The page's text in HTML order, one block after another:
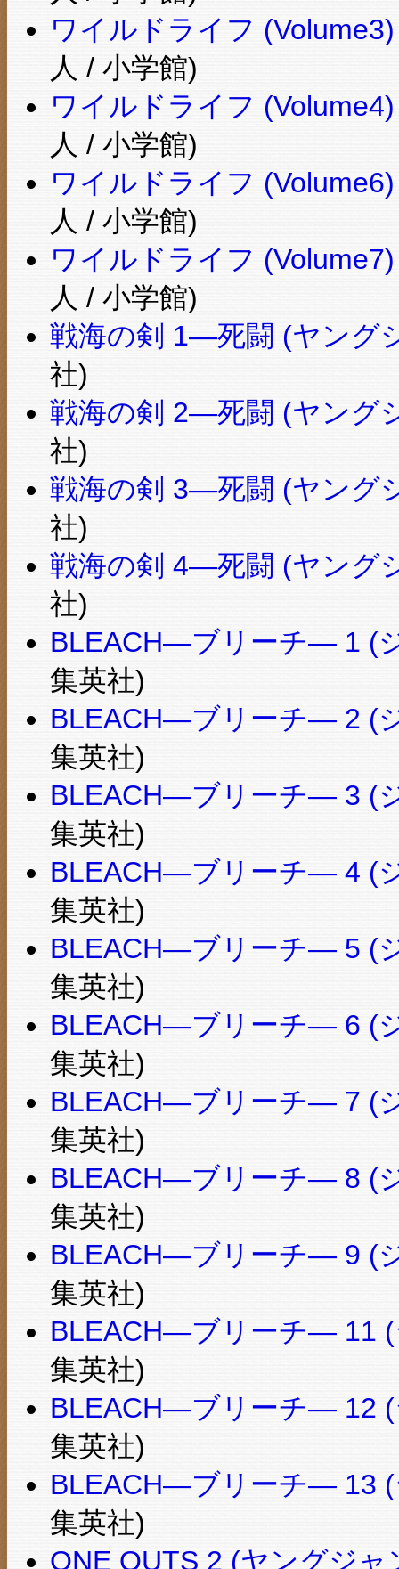
ワイルドライフ
人 / 小学館)
ワイルドライフ
人 / 小学館)
ワイルドライフ
人 / 小学館)
ワイルドライフ
人 / 小学館)
戦海の剣 1―死闘 (ヤング
社)
戦海の剣 2―死闘 (ヤング
社)
戦海の剣 3―死闘 (ヤング
社)
戦海の剣 4―死闘 (ヤング
社)
BLEACH―ブリーチ― 1 (
集英社)
BLEACH―ブリーチ― 2 (
集英社)
BLEACH―ブリーチ― 3 (
集英社)
BLEACH―ブリーチ― 4 (
集英社)
BLEACH―ブリーチ― 5 (
集英社)
BLEACH―ブリーチ― 6 (
集英社)
BLEACH―ブリーチ― 7 (
集英社)
BLEACH―ブリーチ― 8 (
集英社)
BLEACH―ブリーチ― 9 (
集英社)
BLEACH―ブリーチ― 11
集英社)
BLEACH―ブリーチ― 12
集英社)
BLEACH―ブリーチ― 13
集英社)
ONE OUTS 2 (ヤングジ